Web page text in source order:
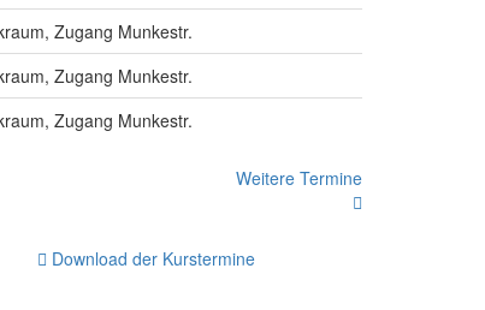
Zugang Munkestr.
Zugang Munkestr.
Zugang Munkestr.
Weitere Termine
Download der Kurstermine